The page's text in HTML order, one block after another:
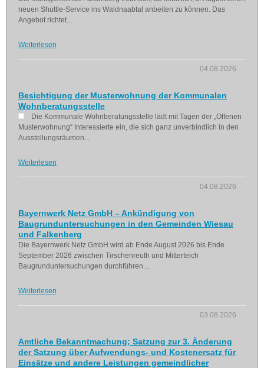
neuen Shuttle-Service ins Waldnaabtal anbeiten zu können. Das
Angebot richtet...
Weiterlesen
04.08.2026
Besichtigung der Musterwohnung der Kommunalen
Wohnberatungsstelle
Die Kommunale Wohnberatungsstelle lädt mit Tagen der „Offenen
Musterwohnung“ Interessierte ein, die sich ganz unverbindlich in den
Ausstellungsräumen...
Weiterlesen
04.08.2026
Bayernwerk Netz GmbH – Ankündigung von
Baugrunduntersuchungen in den Gemeinden Wiesau
und Falkenberg
Die Bayernwerk Netz GmbH wird ab Ende August 2026 bis Ende
September 2026 zwischen Tirschenreuth und Mitterteich
Baugrunduntersuchungen durchführen....
Weiterlesen
03.08.2026
Amtliche Bekanntmachung; Satzung zur 3. Änderung
der Satzung über Aufwendungs- und Kostenersatz für
Einsätze und andere Leistungen gemeindlicher